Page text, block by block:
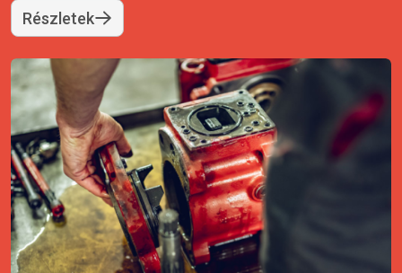
Részletek